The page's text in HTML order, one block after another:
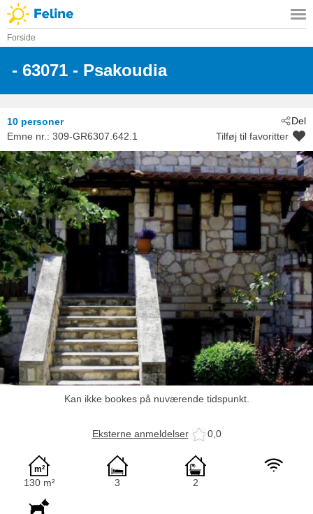
Forside
- 63071 - Psakoudia
Del
10 personer
Emne nr.: 309-GR6307.642.1 Tilføj til favoritter
Kan ikke bookes på nuværende tidspunkt.
Eksterne anmeldelser 0,0
130 m² 3 2